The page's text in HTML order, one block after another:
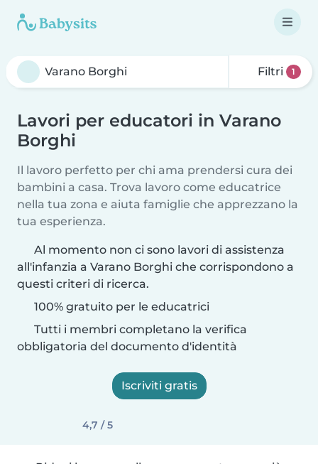
Filtri 1
Lavori per educatori in Varano
Borghi
Il lavoro perfetto per chi ama prendersi cura dei
bambini a casa. Trova lavoro come educatrice
nella tua zona e aiuta famiglie che apprezzano la
tua esperienza.
Al momento non ci sono lavori di assistenza
all'infanzia a Varano Borghi che corrispondono a
questi criteri di ricerca.
100% gratuito per le educatrici
Tutti i membri completano la verifica
obbligatoria del documento d'identità
Iscriviti gratis
4,7 / 5